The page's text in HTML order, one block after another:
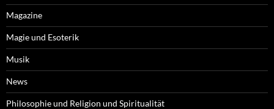
Magazine
Magie und Esoterik
Musik
News
Philosophie und Religion und Spiritualität